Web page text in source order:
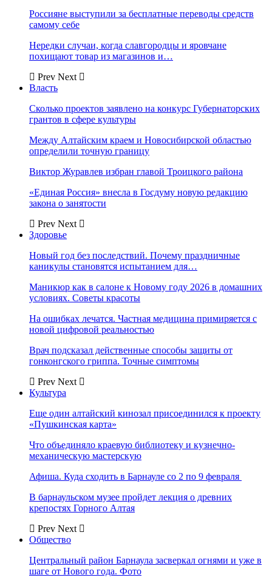
Россияне выступили за бесплатные переводы средств
самому себе
Нередки случаи, когда славгородцы и яровчане
похищают товар из магазинов и…
Prev Next
Власть
Сколько проектов заявлено на конкурс Губернаторских
грантов в сфере культуры
Между Алтайским краем и Новосибирской областью
определили точную границу
Виктор Журавлев избран главой Троицкого района
«Единая Россия» внесла в Госдуму новую редакцию
закона о занятости
Prev Next
Здоровье
Новый год без последствий. Почему праздничные
каникулы становятся испытанием для…
Маникюр как в салоне к Новому году 2026 в домашних
условиях. Советы красоты
На ошибках лечатся. Частная медицина примиряется с
новой цифровой реальностью
Врач подсказал действенные способы защиты от
гонконгского гриппа. Точные симптомы
Prev Next
Культура
Еще один алтайский кинозал присоединился к проекту
«Пушкинская карта»
Что объединяло краевую библиотеку и кузнечно-
механическую мастерскую
Афиша. Куда сходить в Барнауле со 2 по 9 февраля
В барнаульском музее пройдет лекция о древних
крепостях Горного Алтая
Prev Next
Общество
Центральный район Барнаула засверкал огнями и уже в
шаге от Нового года. Фото